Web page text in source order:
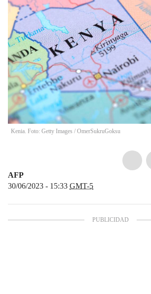
Kenia. Foto: Getty Images / OmerSukruGoksu
AFP
30/06/2023 - 15:33 GMT-5